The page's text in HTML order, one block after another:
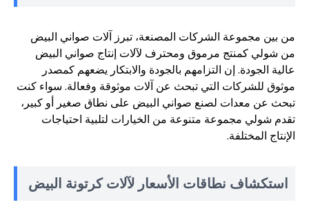
من بين مجموعة الشركات المصنعة، تبرز آلات صواني البيض
من شولي كمنتج مرموق ومحترف لآلات إنتاج صواني البيض
عالية الجودة. إن التزامهم بالجودة والابتكار يضعهم كمصدر
موثوق للشركات التي تبحث عن آلات موثوقة وفعالة. سواء كنت
تبحث عن معدات لصنع صواني البيض على نطاق صغير أو كبير،
تقدم شولي مجموعة متنوعة من الخيارات لتلبية احتياجات
الإنتاج المختلفة.
استكشاف نطاقات الأسعار لآلات كرتونة البيض